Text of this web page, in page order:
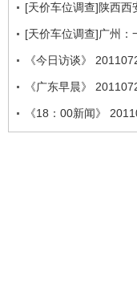
[天价车位调查]陕西西
[天价车位调查]广州
《今日访谈》
《广东早晨》
《18：00新闻》